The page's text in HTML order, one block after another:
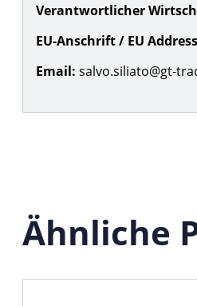
Verantwortlicher
EU-Anschrift / EU
Email: salvo.siliato@gt-
Ähnliche